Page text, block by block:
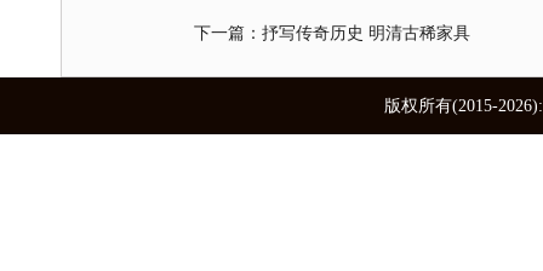
下一篇：抒写传奇历史 明清古稀家具
版权所有(2015-